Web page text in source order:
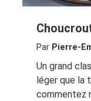
Par Pierre-
Un grand
léger que la
commentez